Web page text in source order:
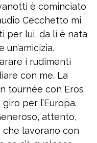
è cominciato
Cecchetto mi
per lui, da lì è nata
i rudimenti
con me. La
tournée con Eros
per l’Europa.
attento,
lavorano con